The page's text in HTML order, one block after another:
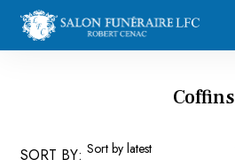
Coffins
SORT BY: